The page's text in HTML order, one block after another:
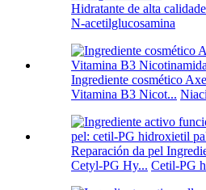
Hidratante de alta
N-acetilglucosamina
Ingrediente cosmético
Vitamina B3 Nicot...
Reparación da pel
Cetyl-PG Hy... Cetil-PG